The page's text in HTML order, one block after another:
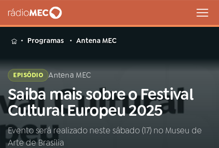
MENU
Buscar
na
Rádio
MEC
Buscar
Início
Programas Antena MEC
EPISÓDIO Antena MEC
Saiba mais sobre o Festival
Cultural Europeu 2025
Evento será realizado neste sábado (17) no Museu de
Arte de Brasília